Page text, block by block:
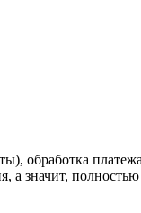
обработка
значит,